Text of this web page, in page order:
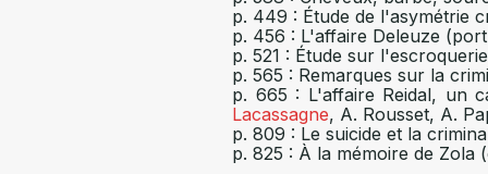
p. 449 : Étude de l'asymétrie
p. 456 : L'affaire Deleuze
p. 521 : Étude sur
p. 565 : Remarques sur la
p. 665 : L'affaire Reidal, un
Lacassagne, A. Rousset, A.
p. 809 : Le suicide et la
p. 825 : À la mémoire de Zola